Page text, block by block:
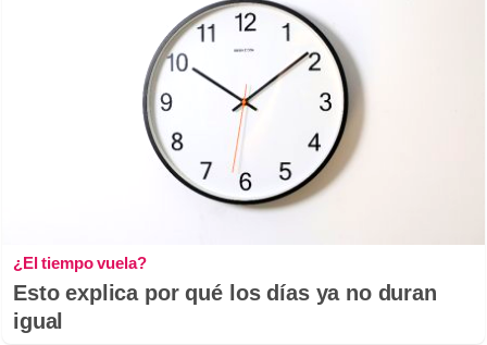
¿El tiempo vuela?
Esto explica por qué los días ya no duran
igual